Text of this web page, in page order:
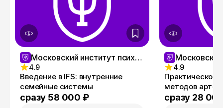
Московский институт психологии
4.9
Введение в IFS: внутренние
семейные системы
сразу 58 000 ₽
4.9
Практическое
методов арт-
сразу 28